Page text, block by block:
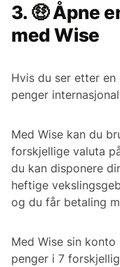
3. 🤑 Åpne
med Wise
Hvis du ser etter
penger
Med Wise kan du
forskjellige valuta
du kan disponere
heftige
og du får betaling
Med Wise sin
penger i 7